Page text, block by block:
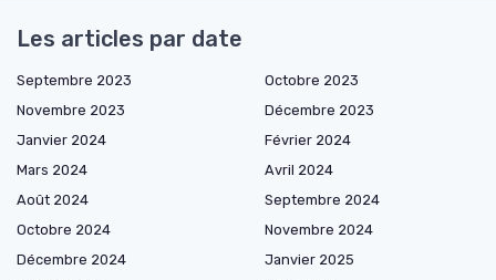
Les articles par date
Septembre 2023
Octobre 2023
Novembre 2023
Décembre 2023
Janvier 2024
Février 2024
Mars 2024
Avril 2024
Août 2024
Septembre 2024
Octobre 2024
Novembre 2024
Décembre 2024
Janvier 2025